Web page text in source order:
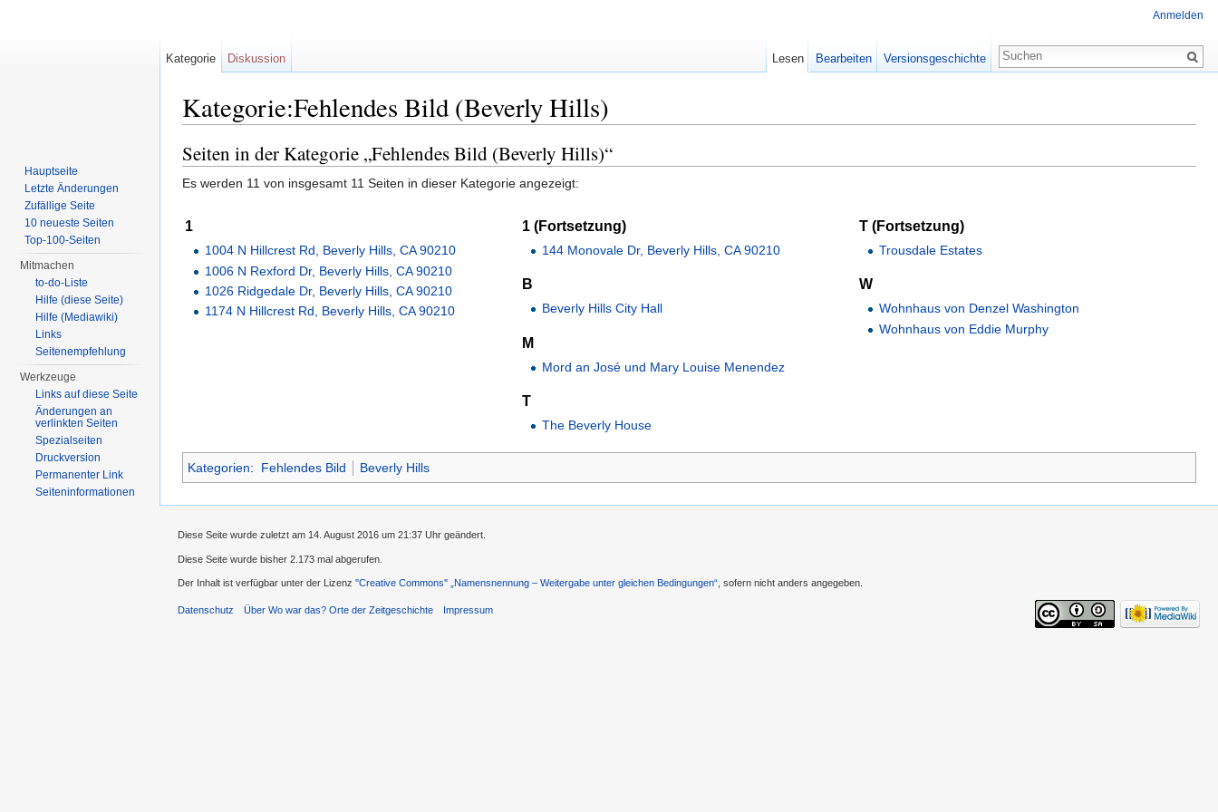
Kategorie:Fehlendes Bild (Beverly Hills)
Seiten in der Kategorie „Fehlendes Bild (Beverly Hills)“
Es werden 11 von insgesamt 11 Seiten in dieser Kategorie angezeigt:
1
1004 N Hillcrest Rd, Beverly Hills, CA 90210
1006 N Rexford Dr, Beverly Hills, CA 90210
1026 Ridgedale Dr, Beverly Hills, CA 90210
1174 N Hillcrest Rd, Beverly Hills, CA 90210
1 (Fortsetzung)
144 Monovale Dr, Beverly Hills, CA 90210
B
Beverly Hills City Hall
M
Mord an José und Mary Louise Menendez
T
The Beverly House
T (Fortsetzung)
Trousdale Estates
W
Wohnhaus von Denzel Washington
Wohnhaus von Eddie Murphy
Kategorien: Fehlendes Bild Beverly Hills
Anmelden
Kategorie Diskussion Lesen Bearbeiten Versionsgeschichte
Hauptseite
Letzte Änderungen
Zufällige Seite
10 neueste Seiten
Top-100-Seiten
Mitmachen
to-do-Liste
Hilfe (diese Seite)
Hilfe (Mediawiki)
Links
Seitenempfehlung
Werkzeuge
Links auf diese Seite
Änderungen an
verlinkten Seiten
Spezialseiten
Druckversion
Permanenter Link
Seiteninformationen
Diese Seite wurde zuletzt am 14. August 2016 um 21:37 Uhr geändert.
Diese Seite wurde bisher 2.173 mal abgerufen.
Der Inhalt ist verfügbar unter der Lizenz ''Creative Commons'' „Namensnennung – Weitergabe unter gleichen Bedingungen“ , sofern nicht anders angegeben.
Datenschutz Über Wo war das? Orte der Zeitgeschichte Impressum